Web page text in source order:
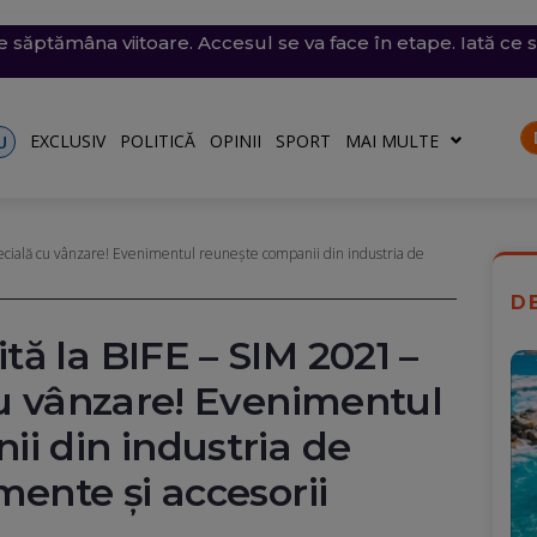
viitoare. Accesul se va face în etape. Iată ce
pe o stâncă de pe Transfăgărășan mesajul de
pe care abia o pornise acum câteva zile
extreme: 39 de grade la umbră, vijelii de 90 km/h
Thailanda: 8 persoane au fost ucise într-un atac
EXCLUSIV POLITICĂ OPINII SPORT MAI MULTE
cu vânzare! Evenimentul reunește companii din industria de
la BIFE – SIM 2021 –
vânzare! Evenimentul
din industria de
și accesorii